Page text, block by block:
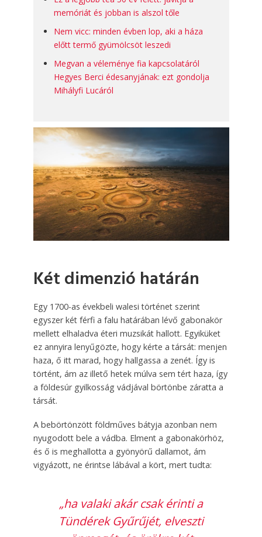
memóriát és jobban is alszol tőle
Nem vicc: minden évben lop, aki a háza
előtt termő gyümölcsöt leszedi
Megvan a véleménye fia kapcsolatáról
Hegyes Berci édesanyjának: ezt gondolja
Mihályfi Lucáról
Két dimenzió határán
Egy 1700-as évekbeli walesi történet szerint
egyszer két férfi a falu határában lévő gabonakör
mellett elhaladva éteri muzsikát hallott. Egyiküket
ez annyira lenyűgözte, hogy kérte a társát: menjen
haza, ő itt marad, hogy hallgassa a zenét. Így is
történt, ám az illető hetek múlva sem tért haza, így
a földesúr gyilkosság vádjával börtönbe záratta a
társát.
A bebörtönzött földműves bátyja azonban nem
nyugodott bele a vádba. Elment a gabonakörhöz,
és ő is meghallotta a gyönyörű dallamot, ám
vigyázott, ne érintse lábával a kört, mert tudta:
„ha valaki akár csak érinti a
Tündérek Gyűrűjét, elveszti